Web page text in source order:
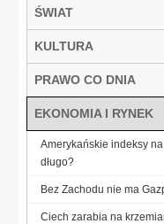
ŚWIAT
KULTURA
PRAWO CO DNIA
EKONOMIA I RYNEK
Amerykańskie indeksy
długo?
Bez Zachodu nie ma
Ciech zarabia na